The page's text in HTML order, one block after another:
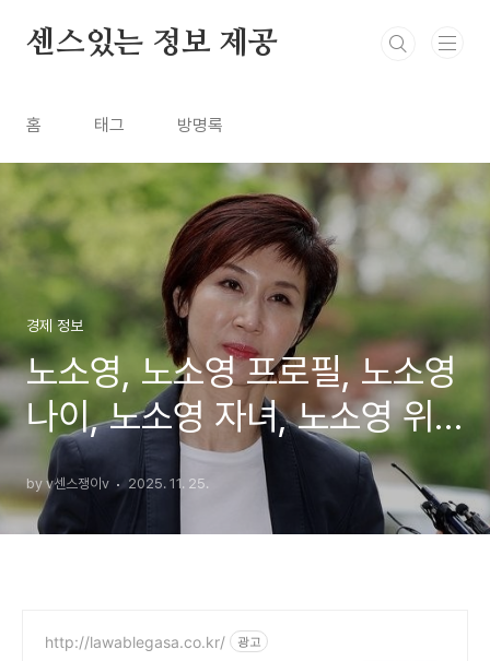
센스있는 정보 제공
홈 태그 방명록
경제 정보
노소영, 노소영 프로필, 노소영
나이, 노소영 자녀, 노소영 위
자료
by v센스쟁이v 2025. 11. 25.
http://lawablegasa.co.kr/ 광고